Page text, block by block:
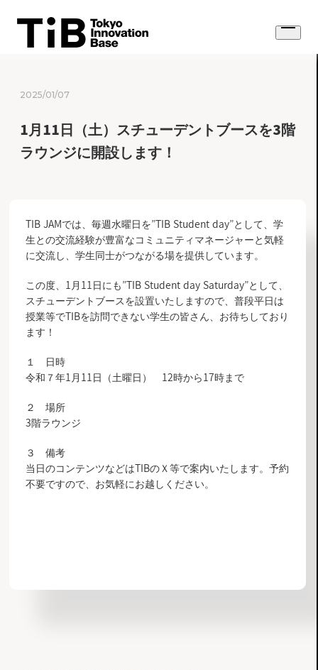
content
Open
2025/01/07
1月11日（土）スチューデントブースを3階
ラウンジに開設します！
TIB JAMでは、毎週水曜日を”TIB Student day”として、学
生との交流経験が豊富なコミュニティマネージャーと気軽
に交流し、学生同士がつながる場を提供しています。
この度、1月11日にも”TIB Student day Saturday”として、
スチューデントブースを設置いたしますので、普段平日は
授業等でTIBを訪問できない学生の皆さん、お待ちしており
ます！
１ 日時
令和７年1月11日（土曜日） 12時から17時まで
２ 場所
3階ラウンジ
３ 備考
当日のコンテンツなどはTIBのＸ等で案内いたします。予約
不要ですので、お気軽にお越しください。